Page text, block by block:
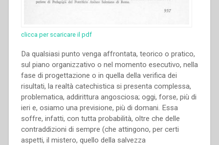
clicca per scaricare il pdf
Da qualsiasi punto venga affrontata, teorico o pratico,
sul piano organizzativo o nel momento esecutivo, nella
fase di progettazione o in quella della verifica dei
risultati, la realtà catechistica si presenta complessa,
problematica, addirittura angosciosa; oggi, forse, più di
ieri e, osiamo una previsione, più di domani. Essa
soffre, infatti, con tutta probabilità, oltre che delle
contraddizioni di sempre (che attingono, per certi
aspetti, il mistero, quello della salvezza